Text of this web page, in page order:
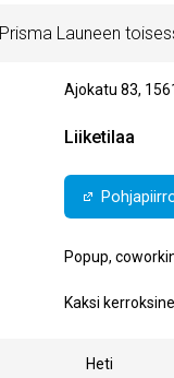
Launeen
Ajokatu 83,
Liiketilaa
Popup,
Kaksi
Heti